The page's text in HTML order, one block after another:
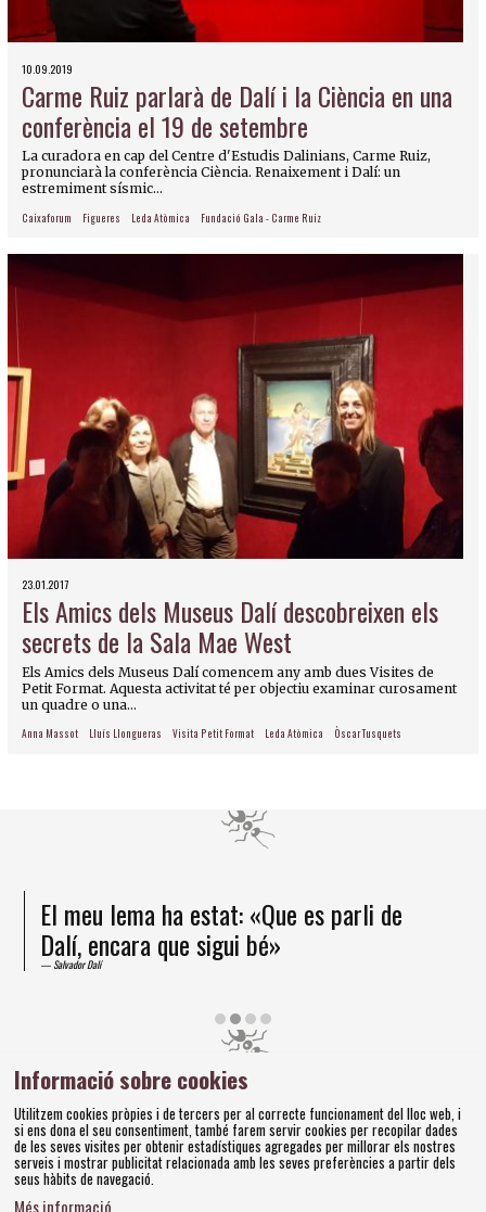
10.09.2019
Carme Ruiz parlarà de Dalí i la Ciència en una
conferència el 19 de setembre
La curadora en cap del Centre d'Estudis Dalinians, Carme Ruiz,
pronunciarà la conferència Ciència. Renaixement i Dalí: un
estremiment sísmic...
Caixaforum Figueres Leda Atòmica Fundació Gala - Carme Ruiz
23.01.2017
Els Amics dels Museus Dalí descobreixen els
secrets de la Sala Mae West
Els Amics dels Museus Dalí comencem any amb dues Visites de
Petit Format. Aquesta activitat té per objectiu examinar curosament
un quadre o una...
Anna Massot Lluís Llongueras Visita Petit Format Leda Atòmica Òscar Tusquets
El meu lema ha estat: «Que es parli de
Dalí, encara que sigui bé»
Salvador Dalí
Figueres
Tel. 972 677 520 |amics@fundaciodali.org
Sitemap | Avís Legal
Informació sobre cookies
Utilitzem cookies pròpies i de tercers per al correcte funcionament del lloc web, i
si ens dona el seu consentiment, també farem servir cookies per recopilar dades
de les seves visites per obtenir estadístiques agregades per millorar els nostres
serveis i mostrar publicitat relacionada amb les seves preferències a partir dels
seus hàbits de navegació.
Més informació